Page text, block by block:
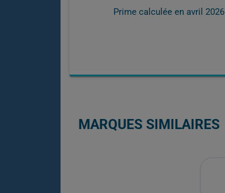
Prime calculée en avril 2026
MARQUES SIMILAIRES